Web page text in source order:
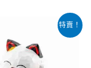
特賣！
價
格：
$149.00。
價
格：
$88.00。